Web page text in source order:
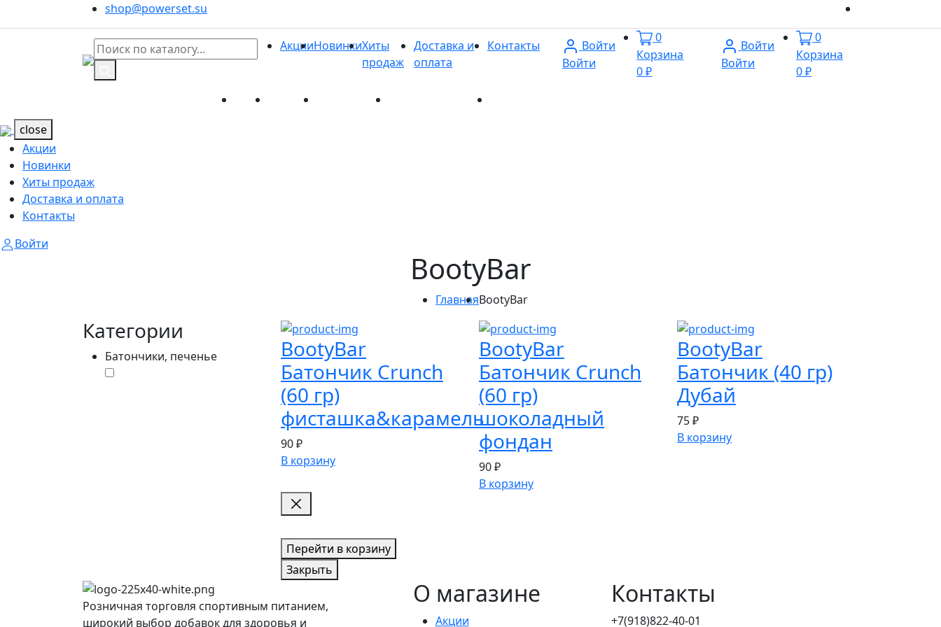
shop@powerset.su
АкцииНовинкиХиты
продаж
Доставка и
оплата
Контакты
Войти
Войти
0
Корзина
0 ₽
Войти
Войти
0
Корзина
0 ₽
Акции Новинки Хиты продаж Доставка и оплата
close
Акции
Новинки
Хиты продаж
Доставка и оплата
Контакты
Войти
BootyBar
ГлавнаяBootyBar
Категории
Батончики, печенье
BootyBar
Батончик Crunch
(60 гр)
фисташка&карамель
90 ₽
В корзину
BootyBar
Батончик Crunch
(60 гр)
шоколадный
фондан
90 ₽
В корзину
BootyBar
Батончик (40 гр)
Дубай
75 ₽
В корзину
Перейти в корзину
Закрыть
Розничная торговля спортивным питанием,
широкий выбор добавок для здоровья и
О магазине
Акции
Контакты
+7(918)822-40-01